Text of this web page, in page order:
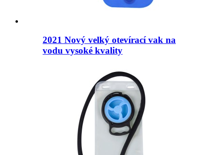
2021 Nový velký otevírací vak na
vodu vysoké kvality